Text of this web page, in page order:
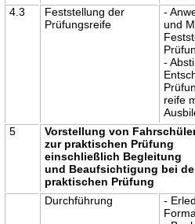
4.3
Feststellung der
Prüfungsreife
-
und
-
reife
5
Vorstellung von
zur praktischen Prüfung
einschließlich Begleitung
und Beaufsichtigung bei
praktischen Prüfung
Durchführung
-